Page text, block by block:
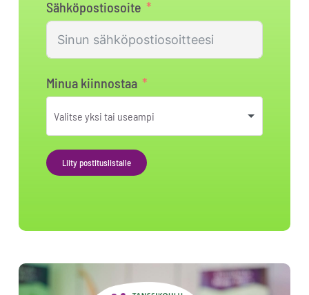
Sähköpostiosoite
Minua kiinnostaa
Liity postituslistalle